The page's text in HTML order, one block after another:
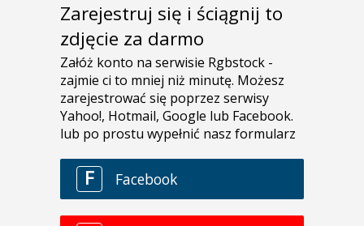
Zarejestruj się i ściągnij to
zdjęcie za darmo